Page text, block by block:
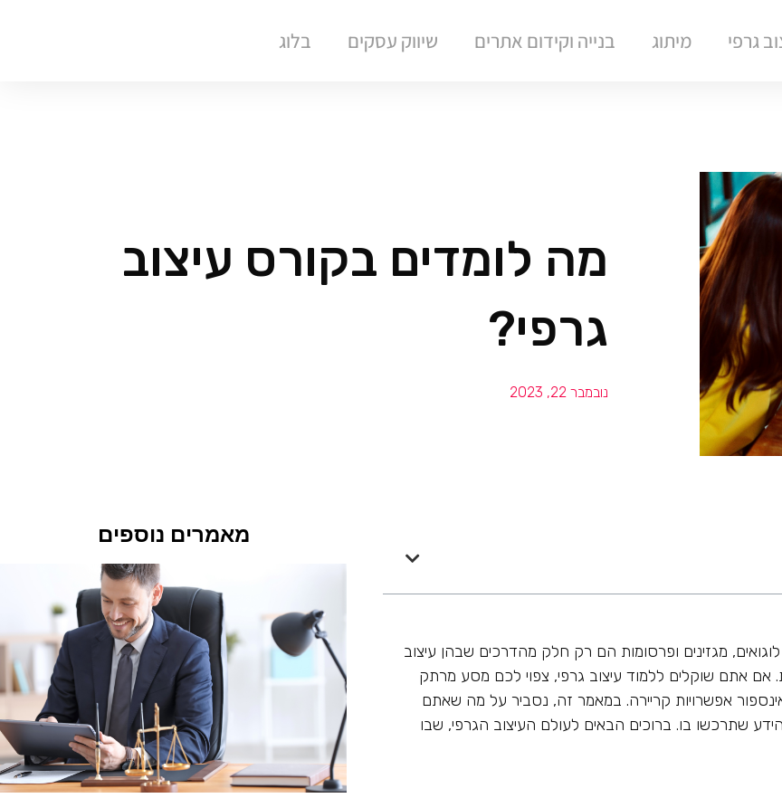
גרפי מיתוג בנייה וקידום אתרים שיווק עסקים בלוג
מה לומדים בקורס עיצוב
גרפי?
נובמבר 22, 2023
מגזינים ופרסומות הם רק חלק מהדרכים שבהן עיצוב
אם אתם שוקלים ללמוד עיצוב גרפי, צפוי לכם מסע מרתק
אפשרויות קריירה. במאמר זה, נסביר על מה שאתם
שתרכשו בו. ברוכים הבאים לעולם העיצוב הגרפי, שבו
מאמרים נוספים